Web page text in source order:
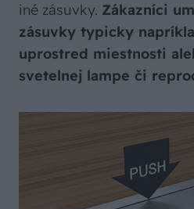
iné zásuvky. Zákazníci
zásuvky typicky
uprostred miestnosti
svetelnej lampe či